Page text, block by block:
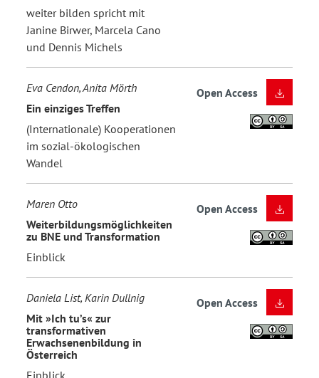
weiter bilden spricht mit
Janine Birwer, Marcela Cano
und Dennis Michels
Eva Cendon, Anita Mörth
Ein einziges Treffen
(Internationale) Kooperationen
im sozial-ökologischen
Wandel
Open Access
Maren Otto
Weiterbildungsmöglichkeiten
zu BNE und Transformation
Einblick
Open Access
Daniela List, Karin Dullnig
Mit »Ich tu’s« zur
transformativen
Erwachsenenbildung in
Österreich
Open Access